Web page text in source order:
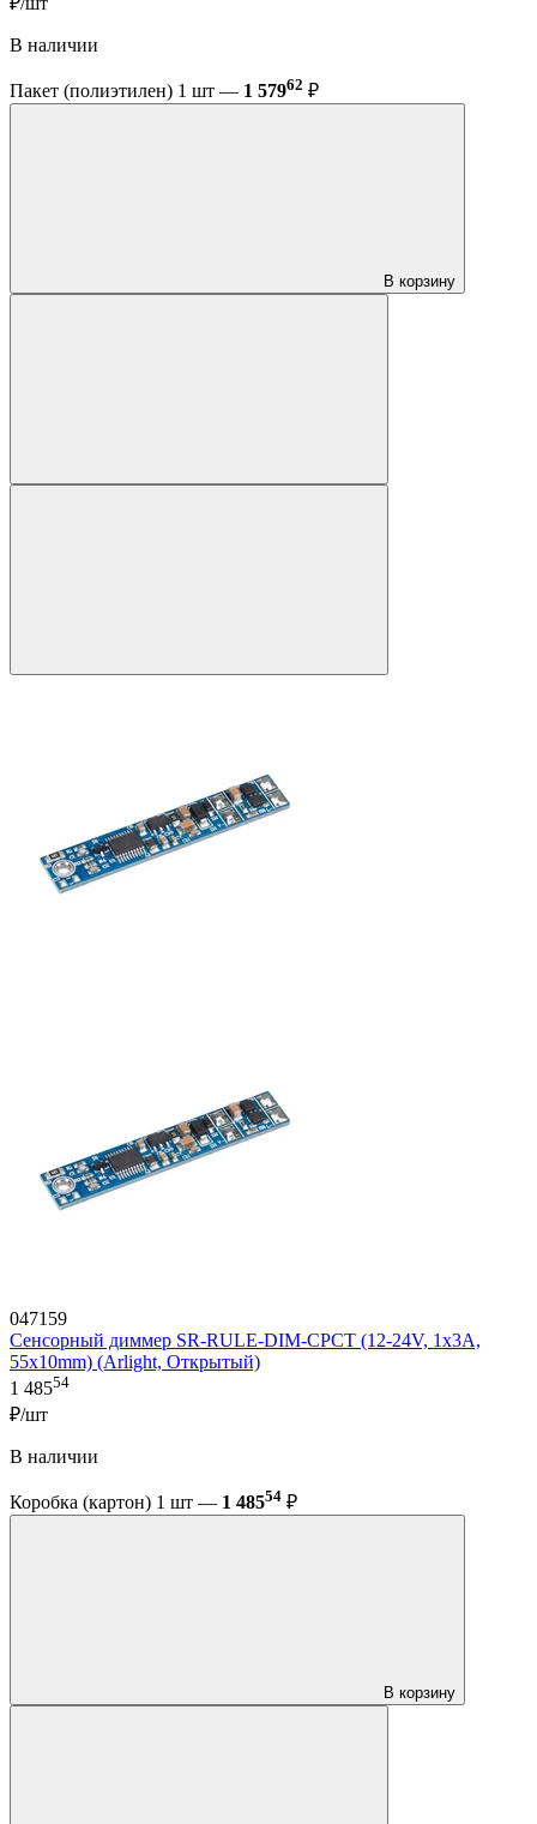
В наличии
Пакет (полиэтилен) 1 шт — 1 57962 ₽
В корзину
047159
Сенсорный диммер SR-RULE-DIM-CPCT (12-24V, 1x3A,
55x10mm) (Arlight, Открытый)
1 48554
₽/шт
В наличии
Коробка (картон) 1 шт — 1 48554 ₽
В корзину